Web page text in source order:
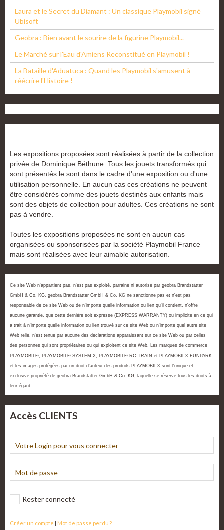
Laura et le Secret du Diamant : Un classique Playmobil signé
Ubisoft
Geobra : Bien avant le sourire de la figurine Playmobil...
Le Marché sur l'Eau d'Amiens Reconstitué en Playmobil !
La Bataille d'Aduatuca : Quand les Playmobil s'amusent à
réécrire l'Histoire !
Les expositions proposées sont réalisées à partir de la collection
privée de Dominique Béthune. Tous les jouets transformés qui
sont présentés le sont dans le cadre d'une exposition ou d'une
utilisation personnelle. En aucun cas ces créations ne peuvent
être considérés comme des jouets destinés aux enfants mais
sont des objets de collection pour adultes. Ces créations ne sont
pas à vendre.
Toutes les expositions proposées ne sont en aucun cas
organisées ou sponsorisées par la société Playmobil France
mais sont réalisées avec leur aimable autorisation.
Ce site Web n'appartient pas, n'est pas exploité, parrainé ni autorisé par geobra Brandstätter
GmbH & Co. KG. geobra Brandstätter GmbH & Co. KG ne sanctionne pas et n'est pas
responsable de ce site Web ou de n'importe quelle information ou lien qu'il contient, n'offre
aucune garantie, que cette dernière soit expresse (EXPRESS WARRANTY) ou implicite en ce qui
a trait à n'importe quelle information ou lien trouvé sur ce site Web ou n'importe quel autre site
Web relié, n'est tenue par aucune des déclarations apparaissant sur ce site Web ou par celles
des personnes qui sont propriétaires ou qui exploitent ce site Web. Les marques de commerce
PLAYMOBIL®, PLAYMOBIL® SYSTEM X, PLAYMOBIL® RC TRAIN et PLAYMOBIL® FUNPARK
et les images protégées par un droit d'auteur des produits PLAYMOBIL® sont l'unique et
exclusive propriété de geobra Brandstätter GmbH & Co. KG, laquelle se réserve tous les droits à
leur égard.
Accès CLIENTS
Rester connecté
Créer un compte Mot de passe perdu ?